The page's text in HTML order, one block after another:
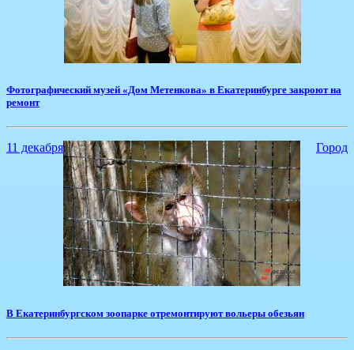
​Фотографический музей «Дом Метенкова» в Екатеринбурге закроют на
ремонт
11 декабря Город
​В Екатеринбургском зоопарке отремонтируют вольеры обезьян